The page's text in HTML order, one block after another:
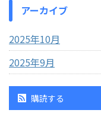
アーカイブ
2025年10月
2025年9月
購読する